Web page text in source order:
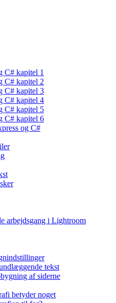
C# kapitel 1
C# kapitel 2
C# kapitel 3
C# kapitel 4
C# kapitel 5
C# kapitel 6
og C#
arbejdsgang i Lightroom
tekst
af siderne
betyder noget